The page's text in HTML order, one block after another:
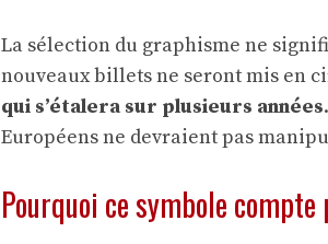
La sélection du graphisme ne
nouveaux billets ne seront mis en
qui s’étalera sur plusieurs années
Européens ne devraient pas
Pourquoi ce symbole compte